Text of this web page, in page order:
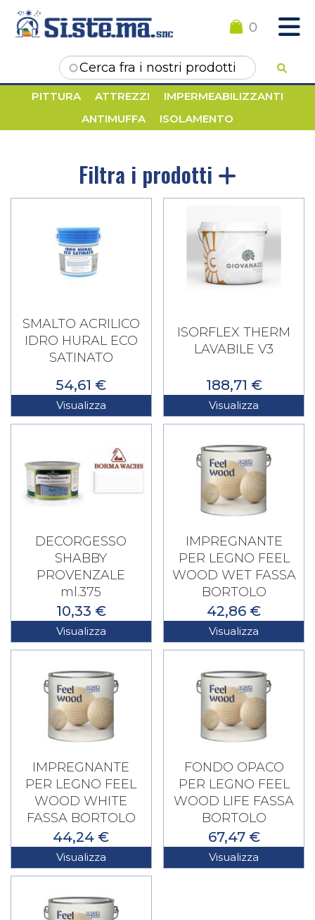
0
Form di ricerca
PITTURA ATTREZZI
IMPERMEABILIZZANTI
ANTIMUFFA
ISOLAMENTO
Filtra i prodotti
SMALTO ACRILICO
IDRO HURAL ECO
SATINATO
54,61 €
Visualizza
ISORFLEX THERM
LAVABILE V3
188,71 €
Visualizza
DECORGESSO
SHABBY
PROVENZALE
ml.375
10,33 €
Visualizza
IMPREGNANTE
PER LEGNO FEEL
WOOD WET FASSA
BORTOLO
42,86 €
Visualizza
IMPREGNANTE
PER LEGNO FEEL
WOOD WHITE
FASSA BORTOLO
44,24 €
Visualizza
FONDO OPACO
PER LEGNO FEEL
WOOD LIFE FASSA
BORTOLO
67,47 €
Visualizza